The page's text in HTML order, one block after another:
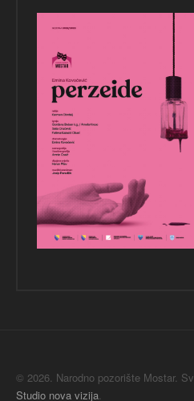
© 2026. Narodno pozorište Mostar.
Studio nova vizija.